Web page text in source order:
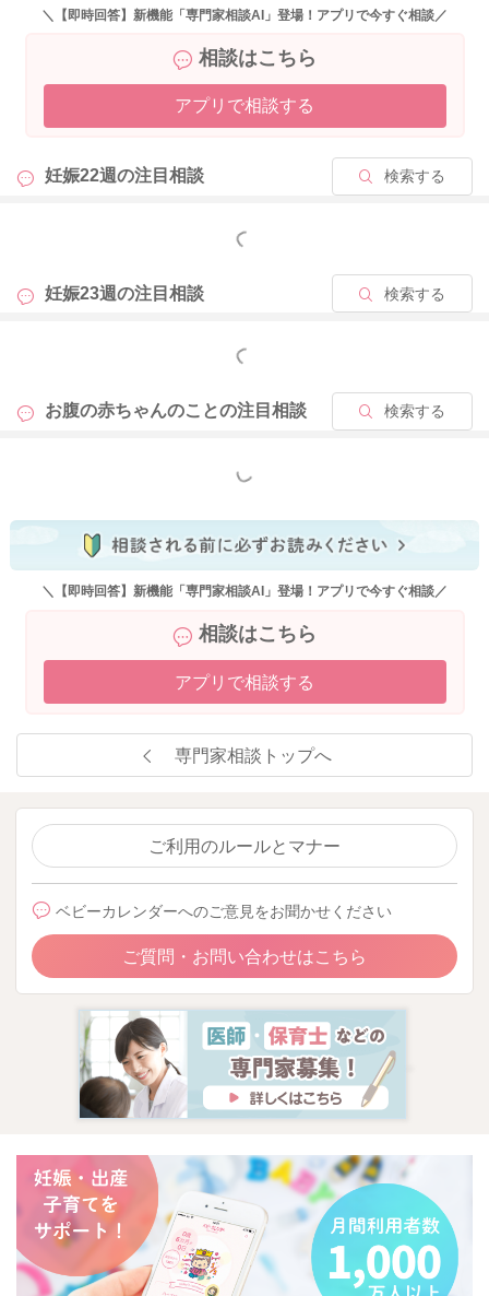
お仕事でお疲れのこともあるかと思うので、お家ではリラック
万が一、半日以上胎動を感じないなどありましたら、一度かか
りつけの産院へ相談されたほうが良いかと思います。
よろしくお願いします。
＼【即時回答】新機能「専門家相談AI」登場！アプリで今すぐ相談／
相談はこちら
アプリで相談する
妊娠22週の注目相談 検索する
もっと見る
妊娠23週の注目相談 検索する
もっと見る
お腹の赤ちゃんのことの注目相談 検索する
もっと見る
＼【即時回答】新機能「専門家相談AI」登場！アプリで今すぐ相談／
相談はこちら
アプリで相談する
専門家相談トップへ
ご利用のルールとマナー
ベビーカレンダーへのご意見をお聞かせください
ご質問・お問い合わせはこちら